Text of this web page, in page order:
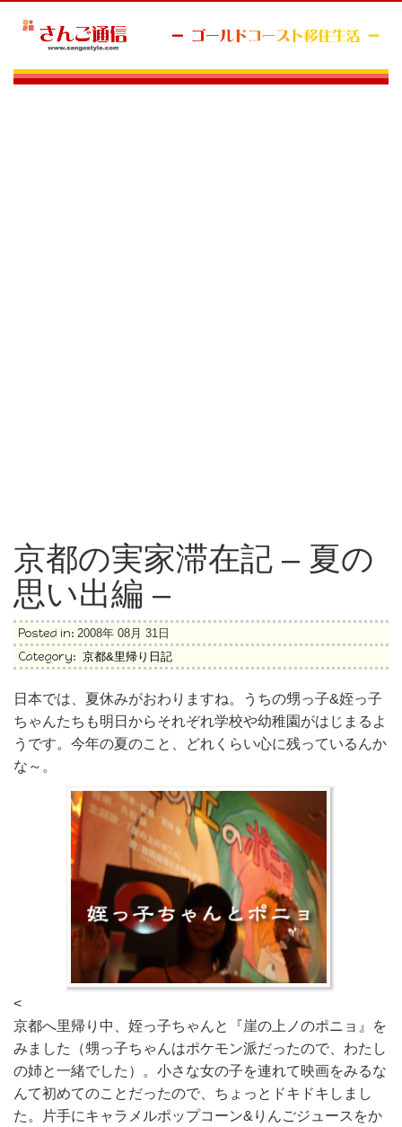
京都の実家滞在記 – 夏の
思い出編 –
Posted in: 2008年 08月 31日
Category: 京都&里帰り日記
日本では、夏休みがおわりますね。うちの甥っ子&姪っ子
ちゃんたちも明日からそれぞれ学校や幼稚園がはじまるよ
うです。今年の夏のこと、どれくらい心に残っているんか
な～。
<
京都へ里帰り中、姪っ子ちゃんと『崖の上ノのポニョ』を
みました（甥っ子ちゃんはポケモン派だったので、わたし
の姉と一緒でした）。小さな女の子を連れて映画をみるな
んて初めてのことだったので、ちょっとドキドキしまし
た。片手にキャラメルポップコーン&りんごジュースをか